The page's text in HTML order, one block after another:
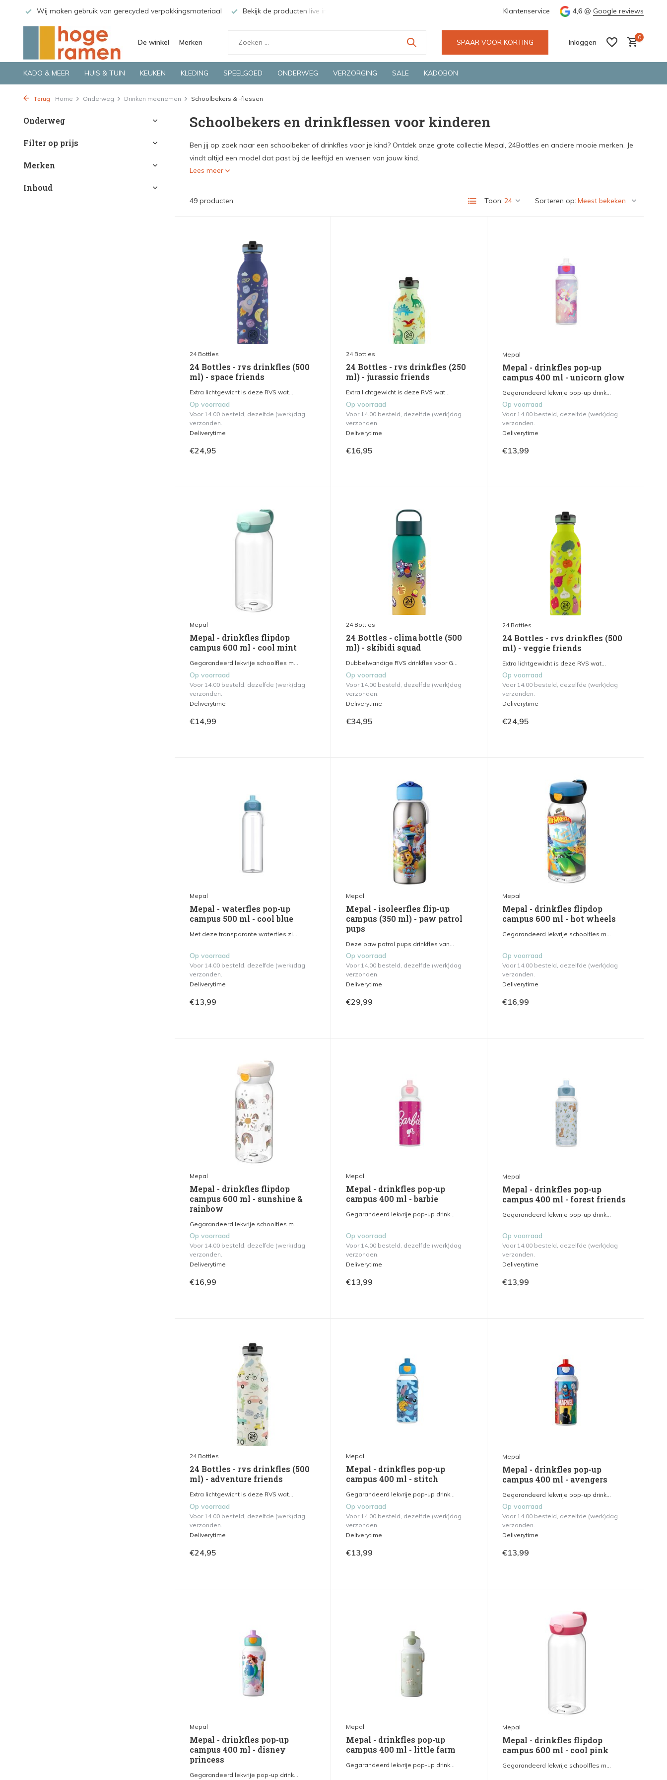
Wij maken gebruik van gerecycled verpakkingsmateriaal Bekijk de producten live in onze winkel in Deventer Groene en snelle bezorging door o.a. Fietskoerier en GLS. Wij
Klantenservice 4,6 @ Google reviews
De winkel Merken SPAAR VOOR KORTING Inloggen
0
KADO & MEER HUIS & TUIN KEUKEN KLEDING SPEELGOED ONDERWEG VERZORGING SALE KADOBON
Terug Home Onderweg Drinken meenemen Schoolbekers & -flessen
Onderweg
Filter op prijs
Merken
Inhoud
Schoolbekers en drinkflessen voor kinderen
Ben jij op zoek naar een schoolbeker of drinkfles voor je kind? Ontdek onze grote collectie Mepal, 24Bottles en andere mooie merken. Je
vindt altijd een model dat past bij de leeftijd en wensen van jouw kind.
Lees meer
49 producten Toon: Sorteren op:
24 Bottles
24 Bottles - rvs drinkfles (500
ml) - space friends
Extra lichtgewicht is deze RVS wat...
Op voorraad
Voor 14.00 besteld, dezelfde (werk)dag
verzonden.
Deliverytime
€24,95
24 Bottles
24 Bottles - rvs drinkfles (250
ml) - jurassic friends
Extra lichtgewicht is deze RVS wat...
Op voorraad
Voor 14.00 besteld, dezelfde (werk)dag
verzonden.
Deliverytime
€16,95
Mepal
Mepal - drinkfles pop-up
campus 400 ml - unicorn glow
Gegarandeerd lekvrije pop-up drink...
Op voorraad
Voor 14.00 besteld, dezelfde (werk)dag
verzonden.
Deliverytime
€13,99
Mepal
Mepal - drinkfles flipdop
campus 600 ml - cool mint
Gegarandeerd lekvrije schoolfles m...
Op voorraad
Voor 14.00 besteld, dezelfde (werk)dag
verzonden.
Deliverytime
€14,99
24 Bottles
24 Bottles - clima bottle (500
ml) - skibidi squad
Dubbelwandige RVS drinkfles voor G...
Op voorraad
Voor 14.00 besteld, dezelfde (werk)dag
verzonden.
Deliverytime
€34,95
24 Bottles
24 Bottles - rvs drinkfles (500
ml) - veggie friends
Extra lichtgewicht is deze RVS wat...
Op voorraad
Voor 14.00 besteld, dezelfde (werk)dag
verzonden.
Deliverytime
€24,95
Mepal
Mepal - waterfles pop-up
campus 500 ml - cool blue
Met deze transparante waterfles zi...
Op voorraad
Voor 14.00 besteld, dezelfde (werk)dag
verzonden.
Deliverytime
€13,99
Mepal
Mepal - isoleerfles flip-up
campus (350 ml) - paw patrol
pups
Deze paw patrol pups drinkfles van...
Op voorraad
Voor 14.00 besteld, dezelfde (werk)dag
verzonden.
Deliverytime
€29,99
Mepal
Mepal - drinkfles flipdop
campus 600 ml - hot wheels
Gegarandeerd lekvrije schoolfles m...
Op voorraad
Voor 14.00 besteld, dezelfde (werk)dag
verzonden.
Deliverytime
€16,99
Mepal
Mepal - drinkfles flipdop
campus 600 ml - sunshine &
rainbow
Gegarandeerd lekvrije schoolfles m...
Op voorraad
Voor 14.00 besteld, dezelfde (werk)dag
verzonden.
Deliverytime
€16,99
Mepal
Mepal - drinkfles pop-up
campus 400 ml - barbie
Gegarandeerd lekvrije pop-up drink...
Op voorraad
Voor 14.00 besteld, dezelfde (werk)dag
verzonden.
Deliverytime
€13,99
Mepal
Mepal - drinkfles pop-up
campus 400 ml - forest friends
Gegarandeerd lekvrije pop-up drink...
Op voorraad
Voor 14.00 besteld, dezelfde (werk)dag
verzonden.
Deliverytime
€13,99
24 Bottles
24 Bottles - rvs drinkfles (500
ml) - adventure friends
Extra lichtgewicht is deze RVS wat...
Op voorraad
Voor 14.00 besteld, dezelfde (werk)dag
verzonden.
Deliverytime
€24,95
Mepal
Mepal - drinkfles pop-up
campus 400 ml - stitch
Gegarandeerd lekvrije pop-up drink...
Op voorraad
Voor 14.00 besteld, dezelfde (werk)dag
verzonden.
Deliverytime
€13,99
Mepal
Mepal - drinkfles pop-up
campus 400 ml - avengers
Gegarandeerd lekvrije pop-up drink...
Op voorraad
Voor 14.00 besteld, dezelfde (werk)dag
verzonden.
Deliverytime
€13,99
Mepal
Mepal - drinkfles pop-up
campus 400 ml - disney
princess
Gegarandeerd lekvrije pop-up drink...
Mepal
Mepal - drinkfles pop-up
campus 400 ml - little farm
Gegarandeerd lekvrije pop-up drink...
Mepal
Mepal - drinkfles flipdop
campus 600 ml - cool pink
Gegarandeerd lekvrije schoolfles m...